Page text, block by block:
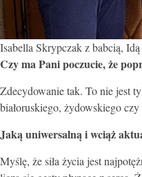
Isabella Skrypczak z babcią,
Czy ma Pani poczucie, że
Zdecydowanie tak. To nie jest
białoruskiego, żydowskiego
Jaką uniwersalną i wciąż
Myślę, że siła życia jest